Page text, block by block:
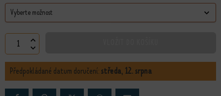
Náušnice Láska množství
Předpokládané datum doručení:středa, 12. srpna